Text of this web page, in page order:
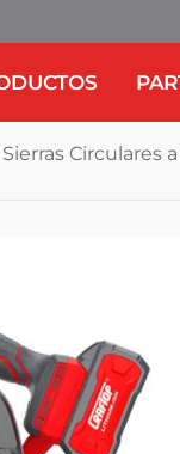
Sierras Circulares